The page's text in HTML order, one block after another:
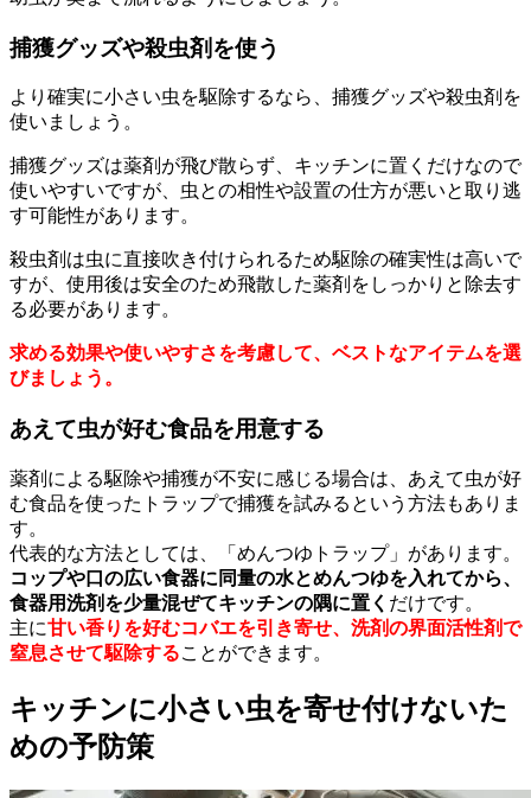
捕獲グッズや殺虫剤を使う
より確実に小さい虫を駆除するなら、捕獲グッズや殺虫剤を
使いましょう。
捕獲グッズは薬剤が飛び散らず、キッチンに置くだけなので
使いやすいですが、虫との相性や設置の仕方が悪いと取り逃
す可能性があります。
殺虫剤は虫に直接吹き付けられるため駆除の確実性は高いで
すが、使用後は安全のため飛散した薬剤をしっかりと除去す
る必要があります。
求める効果や使いやすさを考慮して、ベストなアイテムを選
びましょう。
あえて虫が好む食品を用意する
薬剤による駆除や捕獲が不安に感じる場合は、あえて虫が好
む食品を使ったトラップで捕獲を試みるという方法もありま
す。
代表的な方法としては、「めんつゆトラップ」があります。
コップや口の広い食器に同量の水とめんつゆを入れてから、
食器用洗剤を少量混ぜてキッチンの隅に置く だけです。
主に甘い香りを好むコバエを引き寄せ、洗剤の界面活性剤で
窒息させて駆除することができます。
キッチンに小さい虫を寄せ付けないた
めの予防策